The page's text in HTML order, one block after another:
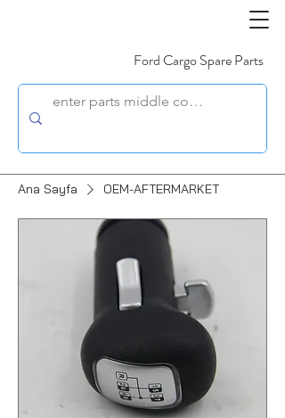
Ford Cargo Spare Parts
Ana Sayfa OEM-AFTERMARKET